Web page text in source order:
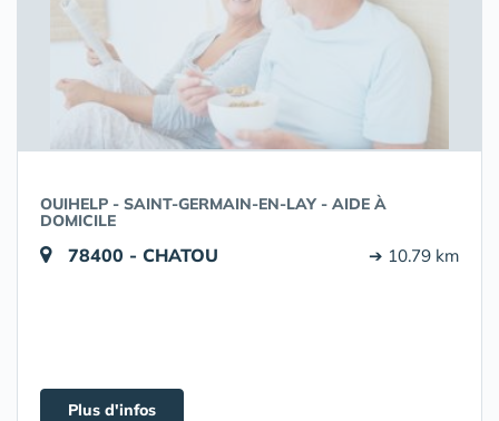
OUIHELP - SAINT-GERMAIN-EN-LAY - AIDE À
DOMICILE
78400 - CHATOU ➔ 10.79 km
Plus d'infos